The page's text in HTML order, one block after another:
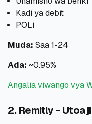
Kadi ya debit
POLi
Muda: Saa 1-24
Ada: ~0.95%
Angalia viwango vya
2. Remitly -